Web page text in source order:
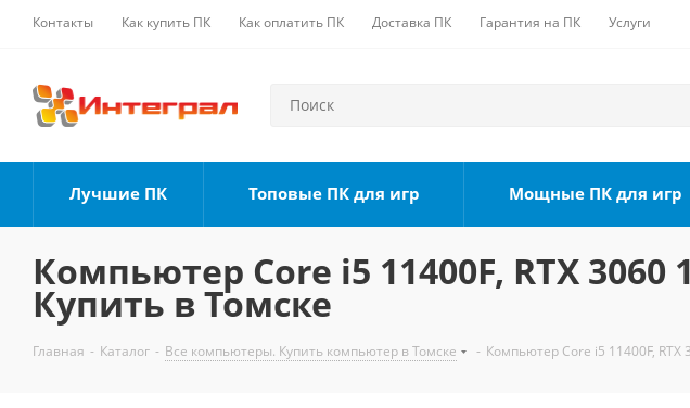
Контакты Как купить ПК Как оплатить ПК Доставка ПК Гарантия на ПК Услуги
Лучшие ПК Топовые ПК для игр Мощные ПК для игр
Компьютер Core i5 11400F, RTX 3060
Купить в Томске
Главная - Каталог - Все компьютеры. Купить компьютер в Томске - Компьютер Core i5 11400F, RTX